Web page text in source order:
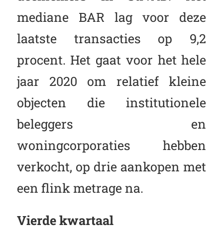
mediane BAR lag voor deze
laatste transacties op 9,2
procent. Het gaat voor het hele
jaar 2020 om relatief kleine
objecten die institutionele
beleggers en
woningcorporaties hebben
verkocht, op drie aankopen met
een flink metrage na.
Vierde kwartaal